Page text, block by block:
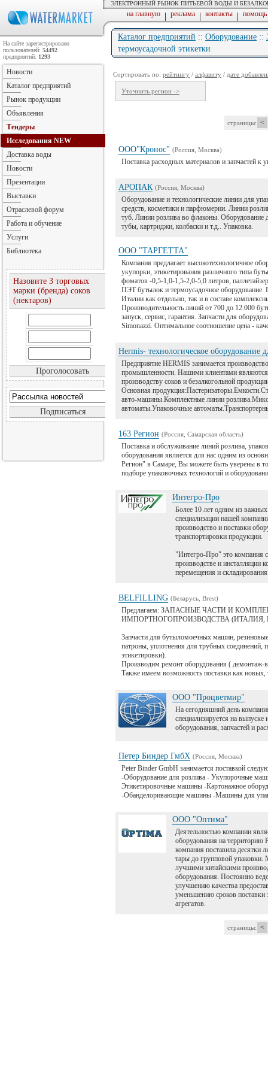
ЭЛЕКТРОННЫЙ РЫНОК ПИТЬЕВОЙ ВОДЫ И
на главную | реклама | контакты | помощь
Каталог предприятий :: Оборудование ::
термоусадочной этикетки
Сортировать по: рейтингу / алфавиту / дате
Уточнить регион ->
страницы: <
ООО"Кронос" (Россия, Москва)
Поставка расходных материалов и запчастей к
АРОПАК (Россия, Москва)
Оборудование и технологические линии для
средств, косметики и парфюмерии. Линии
туб. Линии розлива во флаконы. Оборудование
тубы, картриджи, колбаски и т.д.. Упаковка.
ООО "ТАРГЕТТА"
Компания предлагает высокотехнологичное
укупорки, этикетирования различного типа
фоматов -0,5-1,0-1,5-2,0-5,0 литров,
ПЭТ бутылок и термоусадочное оборудование.
Италии как отдельно, так и в составе
Производительность линий от 700 до 12.000
запуск, сервис, гарантия. Запчасти для
Simonazzi. Оптимальное соотношение цена -
Hermis- технологическое оборудование
Предприятие HERMIS занимается
промышленности. Нашими клиентами
производству соков и безалкогольной
Основная
авто-машины.Комплектные линии
автоматы.Упаковочные
163 Регион (Россия, Самарская область)
Поставка и обслуживание линий розлива,
оборудования является для нас одним из
Регион" в Самаре, Вы можете быть уверены в
подборе упаковочных технологий и
Интегро-Про
Более 10 лет одним из важных
специализации нашей
производство и поставки
транспортировки продукции.
"Интегро-Про" это компания
производстве и инсталляции
перемещения и
BELFILLING (Беларусь, Brest)
Предлагаем: ЗАПАСНЫЕ ЧАСТИ И
ИМПОРТНОГОПРОИЗВОДСТВА
Запчасти для бутыломоечных машин,
патроны, уплотнения для трубных
этикетировки).
Производим ремонт оборудования (
Также имеем возможность поставки как
ООО "Процветмир"
На сегодняшний день
специализируется на выпуске
оборудования, запчастей и
Петер Биндер ГмбХ (Россия, Москва)
Peter Binder GmbH занимается поставкой
-Оборудование для розлива - Укупорочные
Этикетировочные машины -Картонажное
-Обанделоривающие машины -Машины для
ООО "Оптима"
Деятельностью компании
оборудования на территорию
компания поставила десятки
тары до групповой упаковки.
лучшими китайскими
оборудования. Постоянно
улучшению качества
уменьшению сроков поставки
агрегатов.
страницы: <
На сайте зарегистрировано
пользователей: 54492
предприятий: 1293
Новости
Каталог предприятий
Рынок продукции
Объявления
Тендеры
Исследования NEW
Доставка воды
Новости
Презентации
Выставки
Отраслевой форум
Работа и обучение
Услуги
Библиотека
Назовите 3 торговых
марки (бренда) соков
(нектаров)